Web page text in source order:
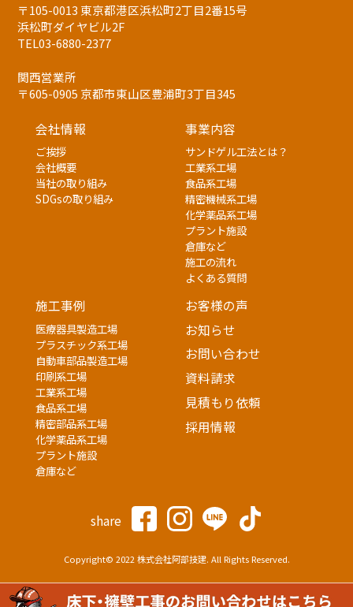
〒105-0013 東京都港区浜松町2丁目2番15号
浜松町ダイヤビル2F
TEL03-6880-2377
関西営業所
〒605-0905 京都市東山区豊浦町3丁目345
会社情報
ご挨拶
会社概要
当社の取り組み
SDGsの取り組み
事業内容
サンドゲル工法とは？
工業系工場
食品系工場
精密機械系工場
化学薬品系工場
プラント施設
倉庫など
施工の流れ
よくある質問
施工事例
医療器具製造工場
プラスチック系工場
自動車部品製造工場
印刷系工場
工業系工場
食品系工場
精密部品系工場
化学薬品系工場
プラント施設
倉庫など
お客様の声
お知らせ
お問い合わせ
資料請求
見積もり依頼
採用情報
share
Copyright© 2022 株式会社阿部技建. All Rights Reserved.